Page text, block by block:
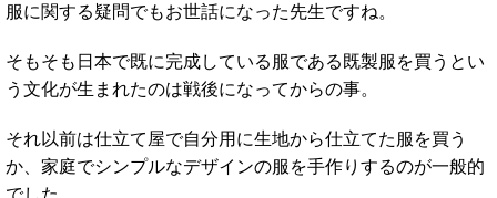
服に関する疑問でもお世話になった先生ですね。
そもそも日本で既に完成している服である既製服を買うとい
う文化が生まれたのは戦後になってからの事。
それ以前は仕立て屋で自分用に生地から仕立てた服を買う
か、家庭でシンプルなデザインの服を手作りするのが一般的
でした。